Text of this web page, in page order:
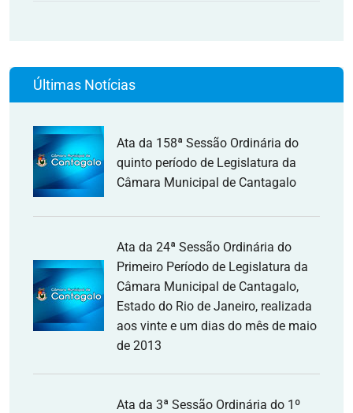
Últimas Notícias
Ata da 158ª Sessão Ordinária do
quinto período de Legislatura da
Câmara Municipal de Cantagalo
Ata da 24ª Sessão Ordinária do
Primeiro Período de Legislatura da
Câmara Municipal de Cantagalo,
Estado do Rio de Janeiro, realizada
aos vinte e um dias do mês de maio
de 2013
Ata da 3ª Sessão Ordinária do 1º